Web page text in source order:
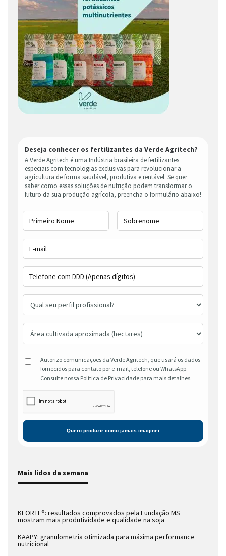
Deseja conhecer os fertilizantes da Verde Agritech?
A Verde Agritech é uma Indústria brasileira de fertilizantes
especiais com tecnologias exclusivas para revolucionar a
agricultura de forma saudável, produtiva e rentável. Se quer
saber como essas soluções de nutrição podem transformar o
futuro da sua produção agrícola, preencha o formulário abaixo!
Autorizo comunicações da Verde Agritech, que usará os dados
fornecidos para contato por e-mail, telefone ou WhatsApp.
Consulte nossa Política de Privacidade para mais detalhes.
Mais lidos da semana
KFORTE®: resultados comprovados pela Fundação MS
mostram mais produtividade e qualidade na soja
KAAPY: granulometria otimizada para máxima performance
nutricional